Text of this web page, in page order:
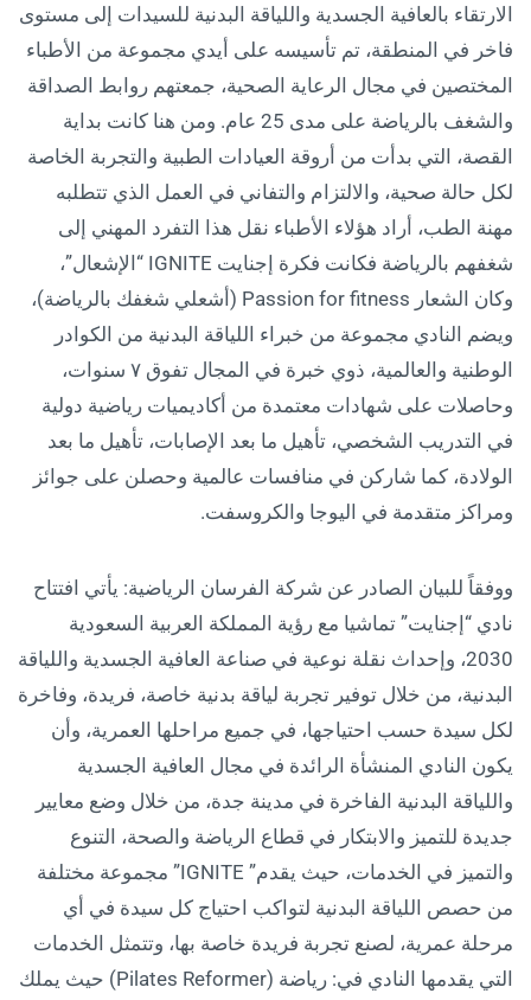
الارتقاء بالعافية الجسدية واللياقة البدنية للسيدات إلى مستوى
فاخر في المنطقة، تم تأسيسه على أيدي مجموعة من الأطباء
المختصين في مجال الرعاية الصحية، جمعتهم روابط الصداقة
والشغف بالرياضة على مدى 25 عام. ومن هنا كانت بداية
القصة، التي بدأت من أروقة العيادات الطبية والتجربة الخاصة
لكل حالة صحية، والالتزام والتفاني في العمل الذي تتطلبه
مهنة الطب، أراد هؤلاء الأطباء نقل هذا التفرد المهني إلى
شغفهم بالرياضة فكانت فكرة إجنايت IGNITE “الإشعال”،
وكان الشعار Passion for fitness (أشعلي شغفك بالرياضة)،
ويضم النادي مجموعة من خبراء اللياقة البدنية من الكوادر
الوطنية والعالمية، ذوي خبرة في المجال تفوق ٧ سنوات،
وحاصلات على شهادات معتمدة من أكاديميات رياضية دولية
في التدريب الشخصي، تأهيل ما بعد الإصابات، تأهيل ما بعد
الولادة، كما شاركن في منافسات عالمية وحصلن على جوائز
ومراكز متقدمة في اليوجا والكروسفت.
ووفقاً للبيان الصادر عن شركة الفرسان الرياضية: يأتي افتتاح
نادي “إجنايت” تماشيا مع رؤية المملكة العربية السعودية
2030، وإحداث نقلة نوعية في صناعة العافية الجسدية واللياقة
البدنية، من خلال توفير تجربة لياقة بدنية خاصة، فريدة، وفاخرة
لكل سيدة حسب احتياجها، في جميع مراحلها العمرية، وأن
يكون النادي المنشأة الرائدة في مجال العافية الجسدية
واللياقة البدنية الفاخرة في مدينة جدة، من خلال وضع معايير
جديدة للتميز والابتكار في قطاع الرياضة والصحة، التنوع
والتميز في الخدمات، حيث يقدم” IGNITE” مجموعة مختلفة
من حصص اللياقة البدنية لتواكب احتياج كل سيدة في أي
مرحلة عمرية، لصنع تجربة فريدة خاصة بها، وتتمثل الخدمات
التي يقدمها النادي في: رياضة (Pilates Reformer) حيث يملك